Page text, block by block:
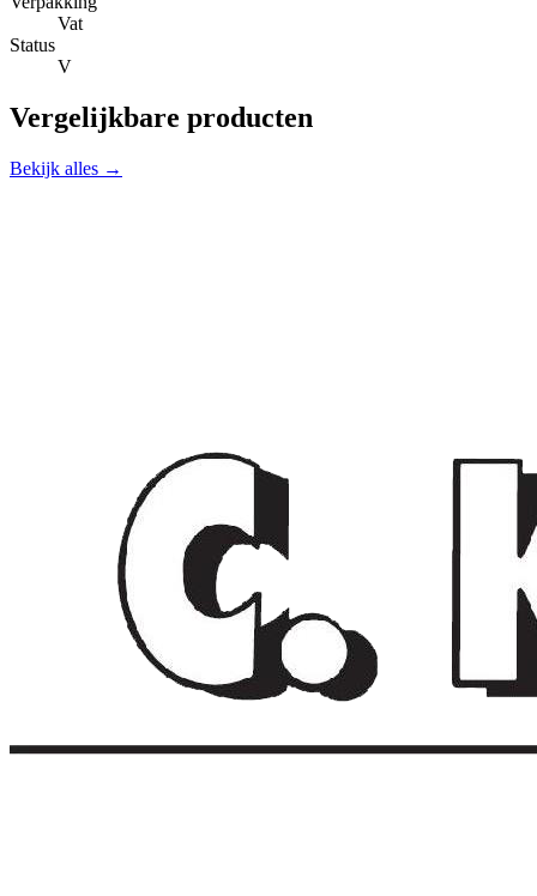
Vat
Status
V
Vergelijkbare producten
Bekijk alles →